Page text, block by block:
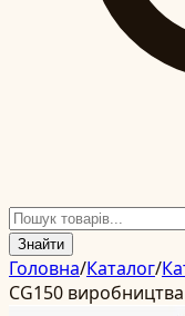
Знайти
Головна/Каталог/
CG150 виробництва